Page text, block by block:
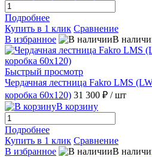
Подробнее
Купить в 1 клик Сравнение
В избранное
В
Быстрый просмотр
Чердачная лестница Fakro LMS
коробка 60х120) 31 300 ₽ / шт
В корзину
Подробнее
Купить в 1 клик Сравнение
В избранное
В